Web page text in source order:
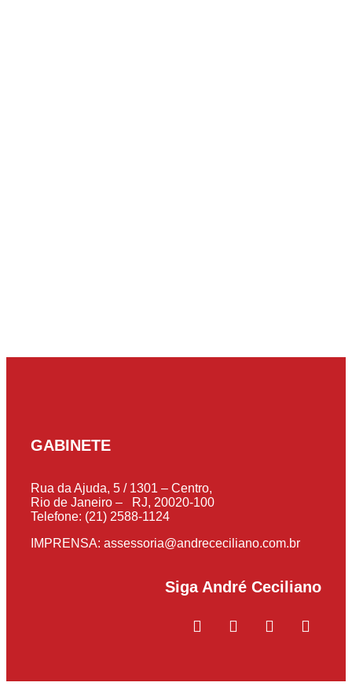
GABINETE
Rua da Ajuda, 5 / 1301 – Centro,
Rio de Janeiro – RJ, 20020-100
Telefone: (21) 2588-1124
IMPRENSA: assessoria@andrececiliano.com.br
Siga André Ceciliano